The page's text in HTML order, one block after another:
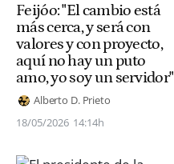
Feijóo: "El cambio está
más cerca, y será con
valores y con proyecto,
aquí no hay un puto
amo, yo soy un servidor"
Alberto D. Prieto
18/05/2026 14:14h